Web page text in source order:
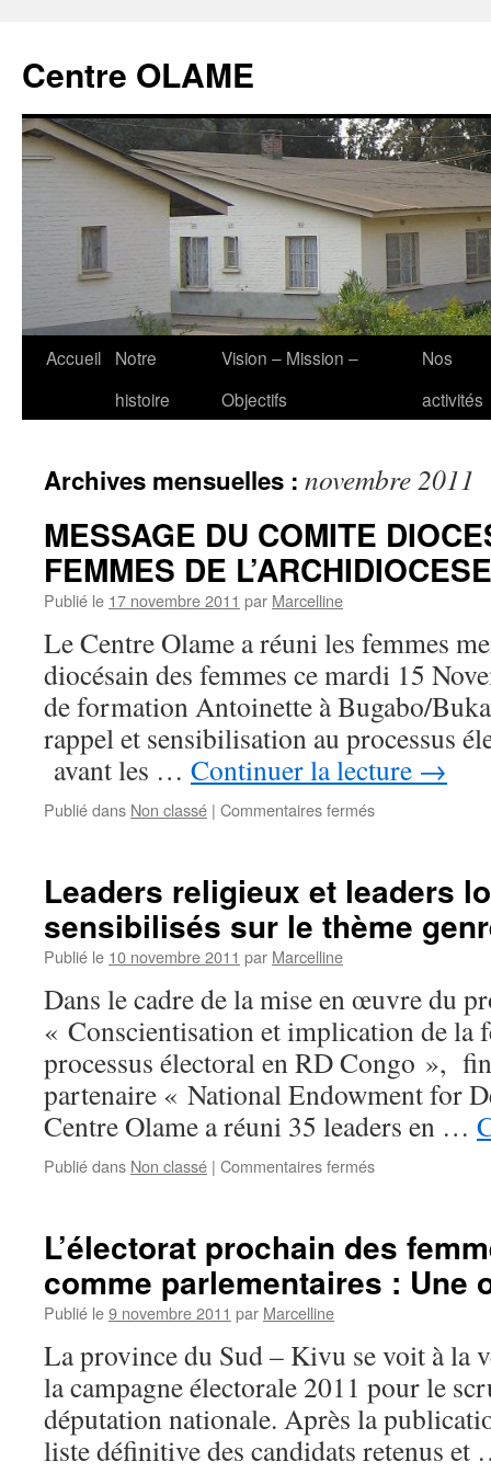
contenu
Centre OLAME
Accueil
Notre
histoire
Vision – Mission –
Objectifs
Nos
activités
Archives mensuelles : novembre 2011
MESSAGE DU COMITE
FEMMES DE
Publié le 17 novembre 2011 par Marcelline
Le Centre Olame a réuni les femmes
diocésain des femmes ce mardi 15
de formation Antoinette à Bugabo/
rappel et sensibilisation au processus
avant les … Continuer la lecture →
Publié dans Non classé | Commentaires ferméssur
DIOCESAIN
DES
FEMMES
DE
BUKAVU
Leaders religieux et leaders
sensibilisés sur le thème
Publié le 10 novembre 2011 par Marcelline
Dans le cadre de la mise en œuvre du
« Conscientisation et implication de la
processus électoral en RD Congo »,
partenaire « National Endowment for
Centre Olame a réuni 35 leaders en …
Publié dans Non classé | Commentaires ferméssur
leaders
locaux
sensibilisés
thème
genre
et
élection
L’électorat prochain des
comme parlementaires : Une
Publié le9 novembre 2011 par Marcelline
La province du Sud – Kivu se voit à la
la campagne électorale 2011 pour le
députation nationale. Après la
liste définitive des candidats retenus